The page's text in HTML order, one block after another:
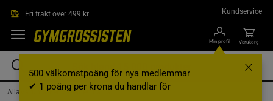
Fri frakt över 499 kr Kundservice
Min profil
500 välkomstpoäng för nya medlemmar
✔ 1 poäng per krona du handlar för
Varukorg
AllaVarumärken /Helhetshälsa